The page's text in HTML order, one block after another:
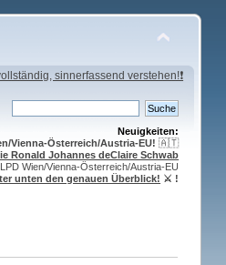
sinnerfassend verstehen!❗
Neuigkeiten:
Vienna-Österreich/Austria-EU! 🇦🇹
Ronald Johannes deClaire Schwab
Wien/Vienna-Österreich/Austria-EU
unten den genauen Überblick! ⚔ !